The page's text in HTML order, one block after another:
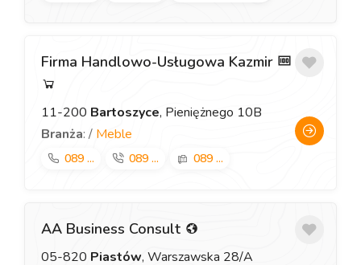
Firma Handlowo-Usługowa Kazmir
11-200 Bartoszyce, Pieniężnego 10B
Branża: / Meble
089 ... 089 ... 089 ...
AA Business Consult
05-820 Piastów, Warszawska 28/A